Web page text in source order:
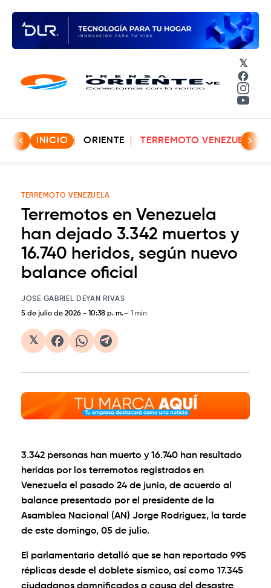
𝕏
INICIO ORIENTE TERREMOTO VENEZUELA
TERREMOTO VENEZUELA
Terremotos en Venezuela
han dejado 3.342 muertos y
16.740 heridos, según nuevo
balance oficial
JOSE GABRIEL DEYAN RIVAS
5 de julio de 2026 - 10:38 p. m. 1 min
𝕏
3.342 personas han muerto y 16.740 han resultado
heridas por los terremotos registrados en
Venezuela el pasado 24 de junio, de acuerdo al
balance presentado por el presidente de la
Asamblea Nacional (AN) Jorge Rodríguez, la tarde
de este domingo, 05 de julio.
El parlamentario detalló que se han reportado 995
réplicas desde el doblete sísmico, así como 17.345